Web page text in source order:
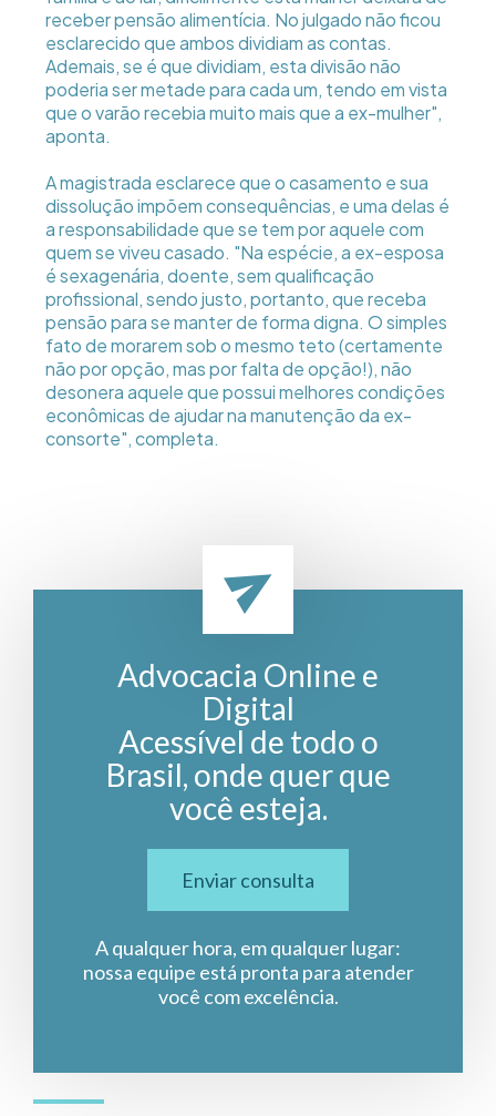
receber pensão alimentícia. No julgado não ficou
esclarecido que ambos dividiam as contas.
Ademais, se é que dividiam, esta divisão não
poderia ser metade para cada um, tendo em vista
que o varão recebia muito mais que a ex-mulher",
aponta.
A magistrada esclarece que o casamento e sua
dissolução impõem consequências, e uma delas é
a responsabilidade que se tem por aquele com
quem se viveu casado. "Na espécie, a ex-esposa
é sexagenária, doente, sem qualificação
profissional, sendo justo, portanto, que receba
pensão para se manter de forma digna. O simples
fato de morarem sob o mesmo teto (certamente
não por opção, mas por falta de opção!), não
desonera aquele que possui melhores condições
econômicas de ajudar na manutenção da ex-
consorte", completa.
Advocacia Online e
Digital
Acessível de todo o
Brasil, onde quer que
você esteja.
Enviar consulta
A qualquer hora, em qualquer lugar:
nossa equipe está pronta para atender
você com excelência.